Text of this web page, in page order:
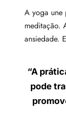
A yoga une
meditação.
ansiedade.
“A
pode